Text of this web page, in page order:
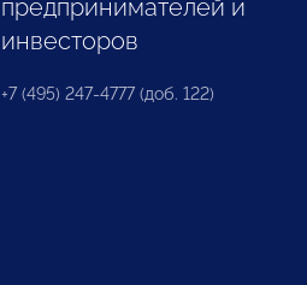
предпринимателей и
инвесторов
+7 (495) 247-4777 (доб. 122)